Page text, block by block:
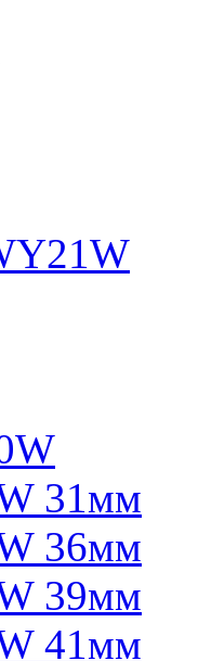
31мм
36мм
39мм
41мм